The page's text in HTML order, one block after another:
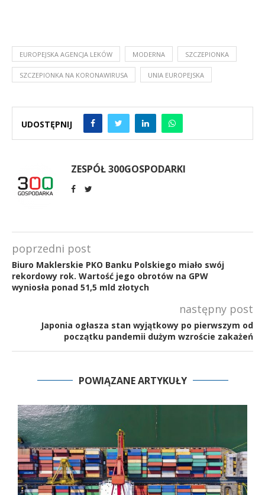
EUROPEJSKA AGENCJA LEKÓW MODERNA SZCZEPIONKA
SZCZEPIONKA NA KORONAWIRUSA UNIA EUROPEJSKA
UDOSTĘPNIJ
ZESPÓŁ 300GOSPODARKI
poprzedni post
Biuro Maklerskie PKO Banku Polskiego miało swój
rekordowy rok. Wartość jego obrotów na GPW
wyniosła ponad 51,5 mld złotych
następny post
Japonia ogłasza stan wyjątkowy po pierwszym od
początku pandemii dużym wzroście zakażeń
POWIĄZANE ARTYKUŁY